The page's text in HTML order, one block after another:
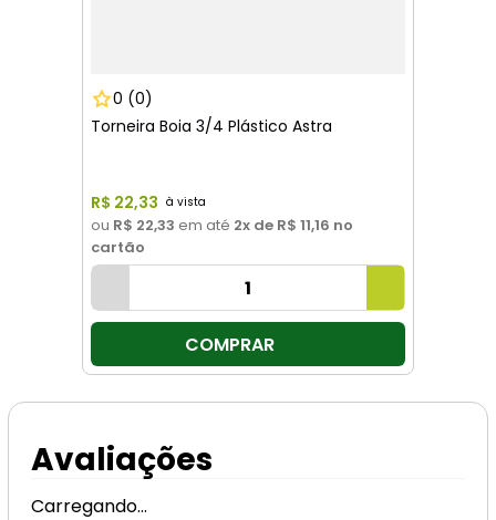
0 (0)
Torneira Boia 3/4 Plástico Astra
R$ 22,33
ou R$ 22,33 em até 2x de R$ 11,16 no
cartão
COMPRAR
Avaliações
Carregando…